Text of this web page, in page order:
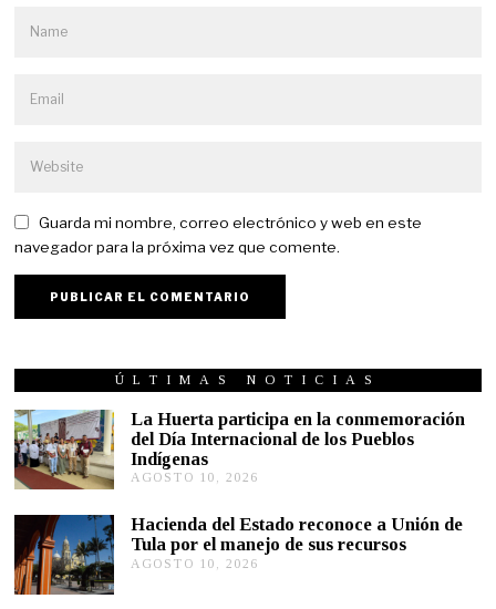
Guarda mi nombre, correo electrónico y web en este
navegador para la próxima vez que comente.
ÚLTIMAS NOTICIAS
La Huerta participa en la conmemoración
del Día Internacional de los Pueblos
Indígenas
AGOSTO 10, 2026
S
T
Hacienda del Estado reconoce a Unión de
Tula por el manejo de sus recursos
AGOSTO 10, 2026